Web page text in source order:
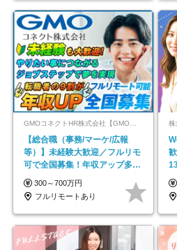
GMOコネクトHR株式会社【GMOインターネットグループ】
【総合職（事務/マーケ/広報
等）】未経験大歓迎／フルリモ
可で全国募集！年収アップ多数
★年休最大130日★
300～700万円
フルリモートあり
株
#